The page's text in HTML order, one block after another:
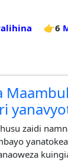
👉6
zaidi